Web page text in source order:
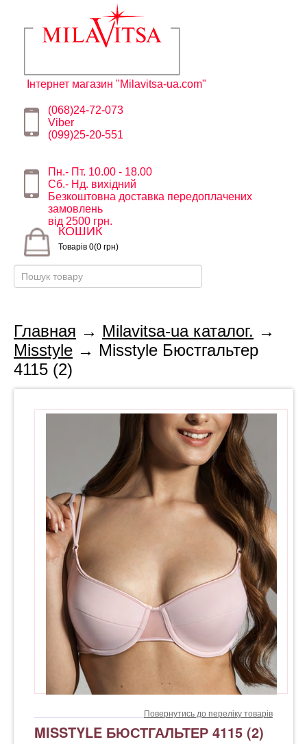
Інтернет магазин "Milavitsa-ua.com"
(068)24-72-073
Viber
(099)25-20-551
Пн.- Пт. 10.00 - 18.00
Сб.- Нд. вихідний
Безкоштовна доставка передоплачених
замовлень
від 2500 грн.
КОШИК
Товарів 0(0 грн)
Главная → Milavitsa-ua каталог. →
Misstyle → Misstyle Бюстгальтер
4115 (2)
Повернутись до переліку товарів
MISSTYLE БЮСТГАЛЬТЕР 4115 (2)